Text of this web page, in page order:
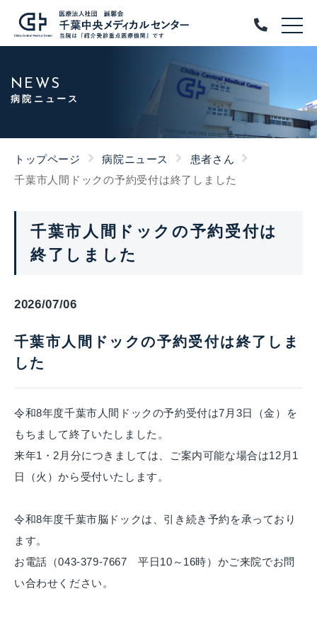
NEWS
病院ニュース
トップページ 病院ニュース
患者さん
千葉市人間ドックの予約受付は終了しました
千葉市人間ドックの予約受付は
終了しました
2026/07/06
千葉市人間ドックの予約受付は終了しま
した
令和8年度千葉市人間ドックの予約受付は7月3日（金）を
もちまして終了いたしました。
来年1・2月分につきましては、ご案内可能な場合は12月1
日（火）から受付いたします。
令和8年度千葉市脳ドックは、引き続き予約を承っており
ます。
お電話（043-379-7667 平日10～16時）かご来院でお問
い合わせください。